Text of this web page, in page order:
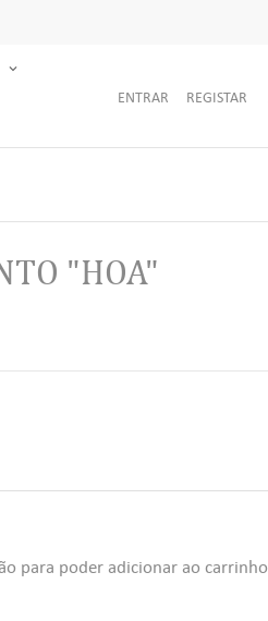
ENTRAR REGISTAR
"HOA"
para poder adicionar ao carrinho